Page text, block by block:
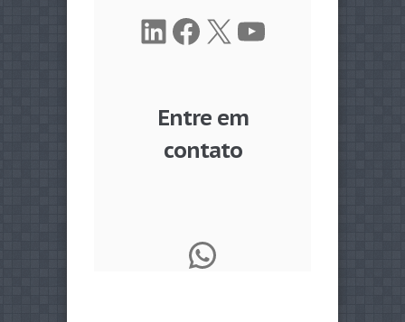
LinkedIn
Facebook
X Youtube
Entre em
contato
WhatsApp